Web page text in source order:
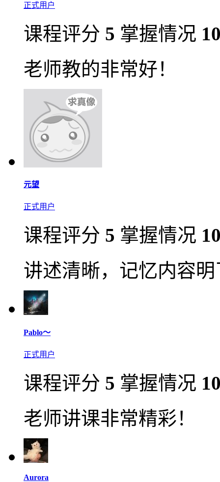
正式用户
课程评分 5 掌握情况
老师教的非常好！
元望
正式用户
课程评分 5 掌握情况
讲述清晰，记忆内容明
Pablo～
正式用户
课程评分 5 掌握情况
老师讲课非常精彩！
Aurora